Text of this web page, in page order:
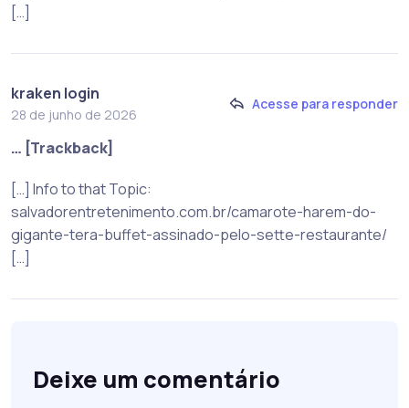
[…]
kraken login
28 de junho de 2026
Acesse para responder
… [Trackback]
[…] Info to that Topic:
salvadorentretenimento.com.br/camarote-harem-do-
gigante-tera-buffet-assinado-pelo-sette-restaurante/
[…]
Deixe um comentário